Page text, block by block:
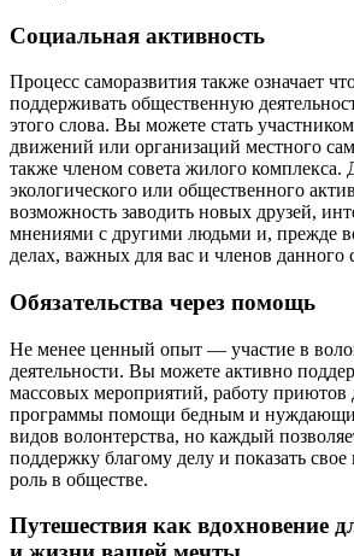
Социальная активность
Процесс саморазвития также означает
поддерживать общественную
этого слова. Вы можете стать
движений или организаций местного
также членом совета жилого комплекса.
экологического или общественного
возможность заводить новых друзей,
мнениями с другими людьми и, прежде
делах, важных для вас и членов данного
Обязательства через помощь
Не менее ценный опыт — участие в
деятельности. Вы можете активно
массовых мероприятий, работу
программы помощи бедным и
видов волонтерства, но каждый
поддержку благому делу и показать
роль в обществе.
Путешествия как вдохновение